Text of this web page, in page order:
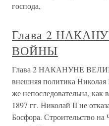
господа,
Глава 2
ВОЙНЫ
Глава 2 НАКАНУНЕ
внешняя политика
же непоследовательна,
1897 гг. Николай II не
Босфора. Строительство